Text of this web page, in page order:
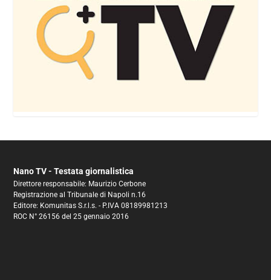
Nano TV - Testata giornalistica
Direttore responsabile: Maurizio Cerbone
Registrazione al Tribunale di Napoli n.16
Editore: Komunitas S.r.l.s. - P.IVA 08189981213
ROC N° 26156 del 25 gennaio 2016